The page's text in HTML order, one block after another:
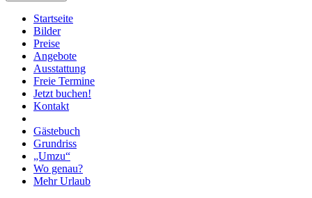
Startseite
Bilder
Preise
Angebote
Ausstattung
Freie Termine
Jetzt buchen!
Kontakt
Gästebuch
Grundriss
„Umzu“
Wo genau?
Mehr Urlaub